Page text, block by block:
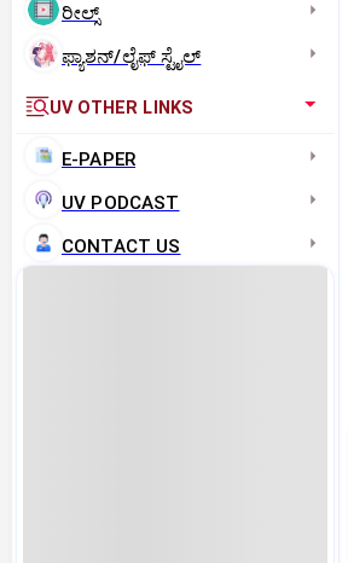
ರೀಲ್ಸ್
ಫ್ಯಾಶನ್/ಲೈಫ್‌ ಸ್ಟೈಲ್
UV OTHER LINKS
E-PAPER
UV PODCAST
CONTACT US